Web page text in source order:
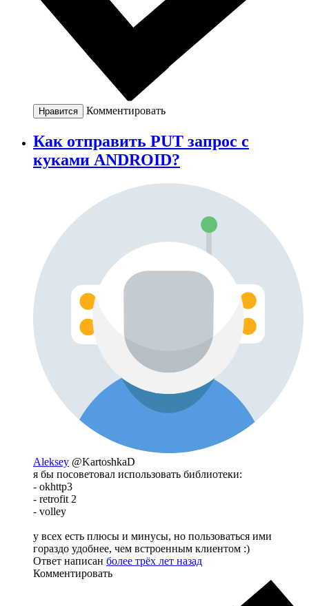
Нравится Комментировать
Как отправить PUT запрос с
куками ANDROID?
Aleksey @KartoshkaD
я бы посоветовал использовать библиотеки:
- okhttp3
- retrofit 2
- volley
у всех есть плюсы и минусы, но пользоваться ими
гораздо удобнее, чем встроенным клиентом :)
Ответ написан более трёх лет назад
Комментировать